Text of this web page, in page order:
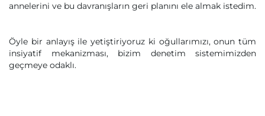
annelerini ve bu davranışların geri planını ele almak istedim.
Öyle bir anlayış ile yetiştiriyoruz ki oğullarımızı, onun tüm
insiyatif mekanizması, bizim denetim sistemimizden
geçmeye odaklı.